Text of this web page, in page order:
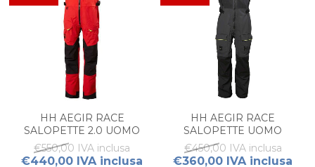
HH AEGIR RACE
SALOPETTE 2.0 UOMO
€550,00 IVA inclusa
€440,00 IVA inclusa
HH AEGIR RACE
SALOPETTE UOMO
€450,00 IVA inclusa
€360,00 IVA inclusa